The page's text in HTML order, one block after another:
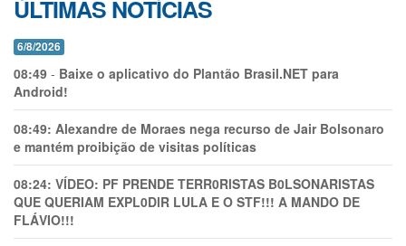
ÚLTIMAS NOTÍCIAS
6/8/2026
08:49 - Baixe o aplicativo do Plantão Brasil.NET para
Android!
08:49: Alexandre de Moraes nega recurso de Jair Bolsonaro
e mantém proibição de visitas políticas
08:24: VÍDEO: PF PRENDE TERR0RlSTAS B0LSONARlSTAS
QUE QUERIAM EXPL0DlR LULA E O STF!!! A MANDO DE
FLÁVIO!!!